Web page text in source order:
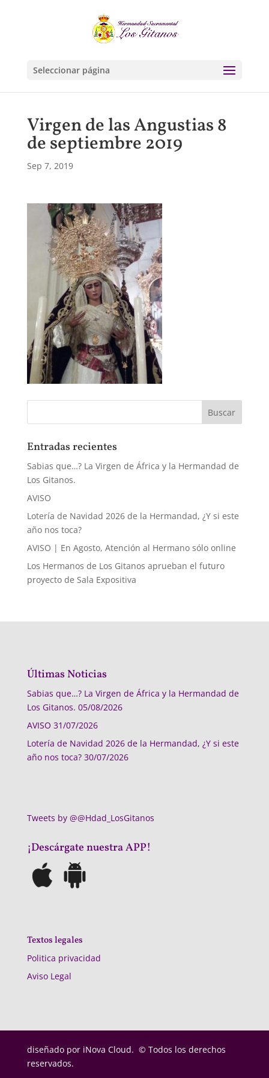
Seleccionar página
Virgen de las Angustias 8
de septiembre 2019
Sep 7, 2019
Entradas recientes
Sabias que…? La Virgen de África y la Hermandad de
Los Gitanos.
AVISO
Lotería de Navidad 2026 de la Hermandad, ¿Y si este
año nos toca?
AVISO | En Agosto, Atención al Hermano sólo online
Los Hermanos de Los Gitanos aprueban el futuro
proyecto de Sala Expositiva
Últimas Noticias
Sabias que…? La Virgen de África y la Hermandad de
Los Gitanos. 05/08/2026
AVISO 31/07/2026
Lotería de Navidad 2026 de la Hermandad, ¿Y si este
año nos toca? 30/07/2026
Tweets by @@Hdad_LosGitanos
¡Descárgate nuestra APP!
Textos legales
Politica privacidad
Aviso Legal
diseñado por iNova Cloud. © Todos los derechos
reservados.